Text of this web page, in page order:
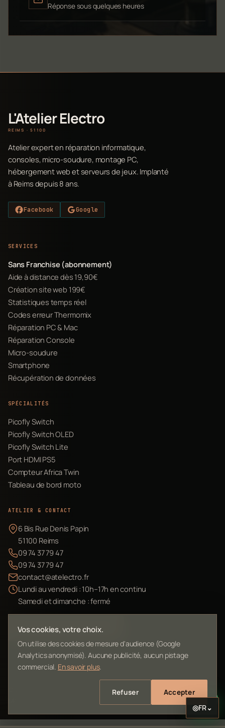
Réponse sous quelques heures
L'Atelier Electro
REIMS · 51100
Atelier expert en réparation informatique,
consoles, micro-soudure, montage PC,
hébergement web et serveurs de jeux. Implanté
à Reims depuis 8 ans.
Facebook Google
SERVICES
Sans Franchise (abonnement)
Aide à distance dès 19,90€
Création site web 199€
Statistiques temps réel
Codes erreur Thermomix
Réparation PC & Mac
Réparation Console
Micro-soudure
Smartphone
Récupération de données
SPÉCIALITÉS
Picofly Switch
Picofly Switch OLED
Picofly Switch Lite
Port HDMI PS5
Compteur Africa Twin
Tableau de bord moto
ATELIER & CONTACT
6 Bis Rue Denis Papin
51100 Reims
09 74 37 79 47
09 74 37 79 47
contact@atelectro.fr
Lundi au vendredi : 10h–17h en continu
Samedi et dimanche : fermé
Envoyer mon matériel
L'Atelier Electro Reims — SIRET 10261022700013
Vos cookies, votre choix.
On utilise des cookies de mesure d'audience (Google
Analytics anonymisé). Aucune publicité, aucun pistage
commercial. En savoir plus.
Refuser Accepter
◎FR⌄